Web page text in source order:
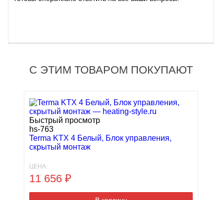
С ЭТИМ ТОВАРОМ ПОКУПАЮТ
Быстрый просмотр
hs-763
Terma KTX 4 Белый, Блок управления,
скрытый монтаж
ЦЕНА:
11 656 ₽